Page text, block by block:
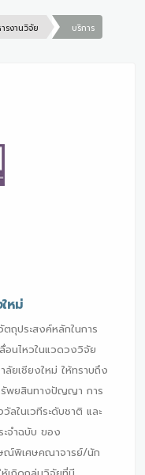
รงานวิจัย บริการ
หม่
ถุประสงค์หลักในการ
อนไหวในแวดวงวิจัย
ยเชียงใหม่ ให้ทราบถึง
รัพยสินทางปัญญา การ
ลในเวทีระดับชาติ และ
จำฉบับ ของ
ณ์พิเศษคณาจารย์/นัก